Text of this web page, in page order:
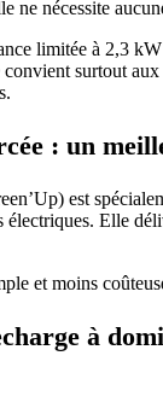
ne nécessite
limitée à 2,3
surtout
: un
est
électriques. Elle
et moins
à